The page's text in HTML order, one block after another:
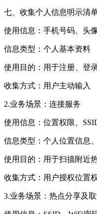
七、收集个人信息明示清
使用信息：手机号码、头
信息类型：个人基本资料
使用目的：用于注册、登
收集方式：用户主动输入
2.业务场景：连接服务
使用信息：位置权限、
信息类型：个人位置信息
使用目的：用于扫描附近
收集方式：用户授权位置
3.业务场景：热点分享及